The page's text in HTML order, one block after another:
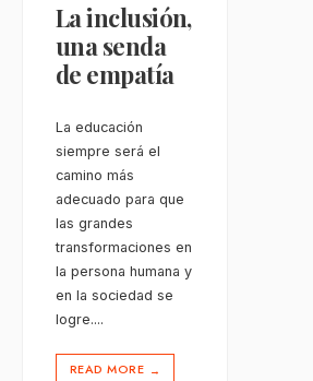
La inclusión,
una senda
de empatía
La educación
siempre será el
camino más
adecuado para que
las grandes
transformaciones en
la persona humana y
en la sociedad se
logre....
READ MORE →